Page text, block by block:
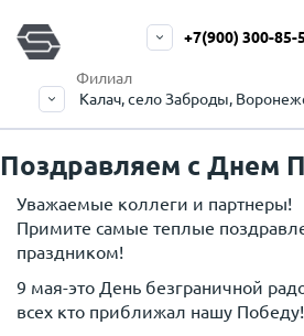
Филиал
Калач, село Заброды,
+7(900) 300-85-
Поздравляем с Днем
Уважаемые коллеги и партнеры!
Примите самые теплые
праздником!
9 мая-это День безграничной
всех кто приближал нашу Победу!